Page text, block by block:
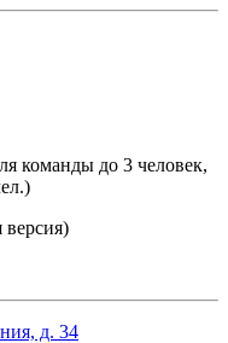
команды до 3 человек,
версия)
д. 34